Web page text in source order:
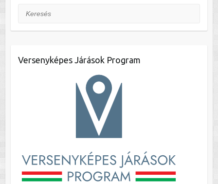
Keresés
Versenyképes Járások Program